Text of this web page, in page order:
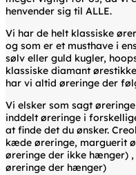
henvender sig til ALLE.
Vi har de helt klassiske
og som er et musthave i
sølv eller guld kugler,
klassiske diamant
har vi altid øreringe der
Vi elsker som sagt
inddelt øreringe i
at finde det du ønsker.
kæde øreringe, marguerit
øreringe der ikke hænger)
øreringe der hænger)